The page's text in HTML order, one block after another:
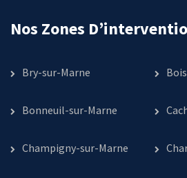
Nos Zones
Bry-sur-Marne
Bonneuil-sur-Marne
Champigny-sur-Marne